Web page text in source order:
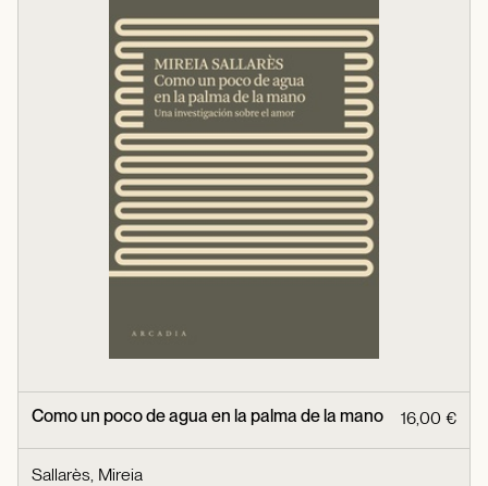
Como un poco de agua en la palma de la mano 16,00 €
Sallarès, Mireia